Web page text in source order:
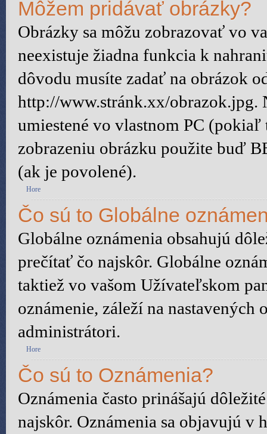
Môžem pridávať obrázky?
Obrázky sa môžu zobrazovať vo
neexistuje žiadna funkcia k
dôvodu musíte zadať na obrázok
http://www.stránk.xx/obrazok.jpg.
umiestené vo vlastnom PC
zobrazeniu obrázku použite buď
(ak je povolené).
Hore
Čo sú to Globálne
Globálne oznámenia obsahujú
prečítať čo najskôr. Globálne
taktiež vo vašom Užívateľskom
oznámenie, záleží na nastavených
administrátori.
Hore
Čo sú to Oznámenia?
Oznámenia často prinášajú
najskôr. Oznámenia sa objavujú v